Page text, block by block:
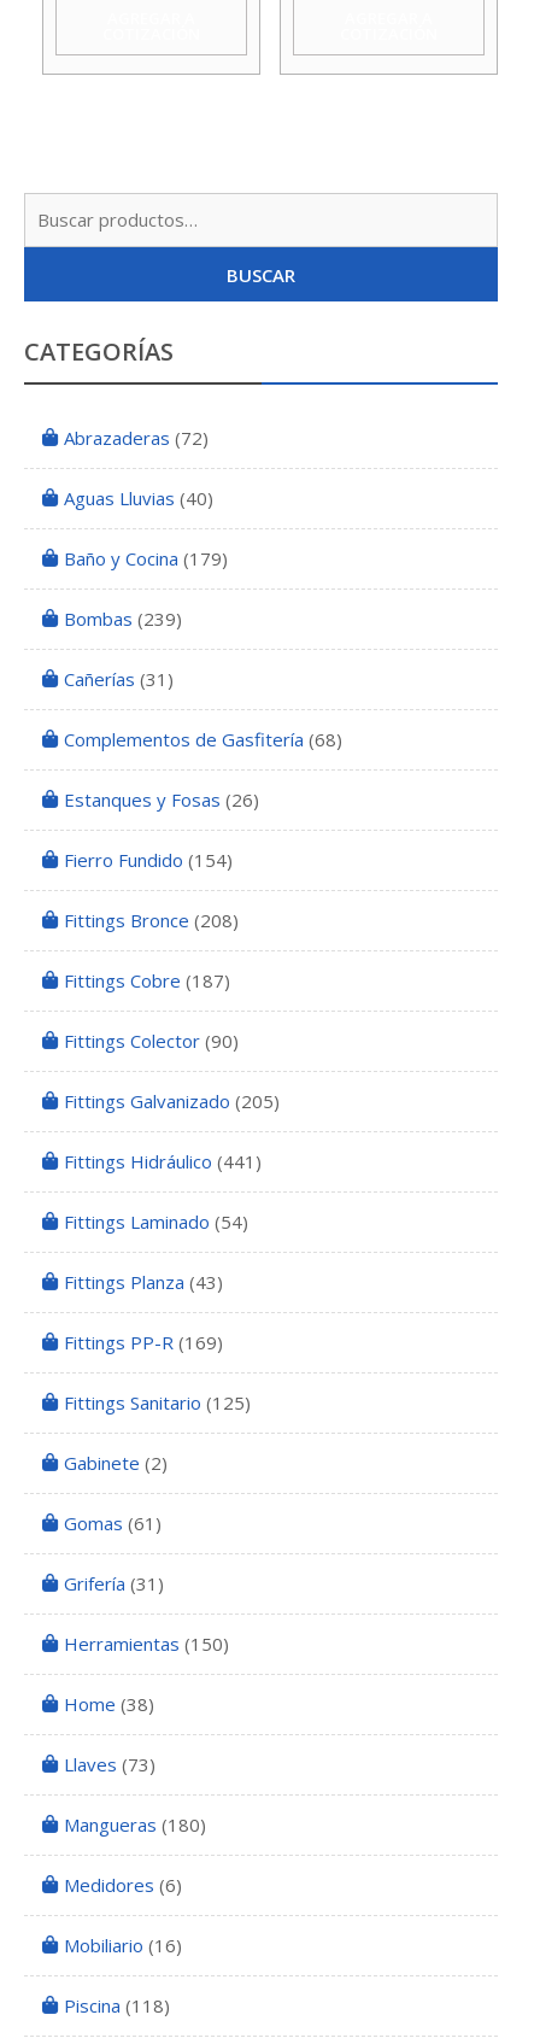
cantidad
cantidad
BUSCAR
CATEGORÍAS
Abrazaderas (72)
Aguas Lluvias (40)
Baño y Cocina (179)
Bombas (239)
Cañerías (31)
Complementos de Gasfitería (68)
Estanques y Fosas (26)
Fierro Fundido (154)
Fittings Bronce (208)
Fittings Cobre (187)
Fittings Colector (90)
Fittings Galvanizado (205)
Fittings Hidráulico (441)
Fittings Laminado (54)
Fittings Planza (43)
Fittings PP-R (169)
Fittings Sanitario (125)
Gabinete (2)
Gomas (61)
Grifería (31)
Herramientas (150)
Home (38)
Llaves (73)
Mangueras (180)
Medidores (6)
Mobiliario (16)
Piscina (118)